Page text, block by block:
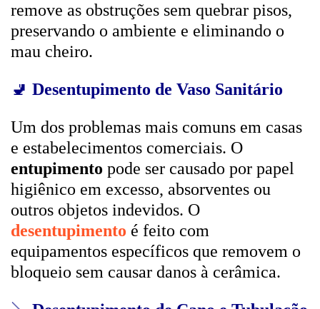
remove as obstruções sem quebrar pisos,
preservando o ambiente e eliminando o
mau cheiro.
🚽 Desentupimento de Vaso Sanitário
Um dos problemas mais comuns em casas
e estabelecimentos comerciais. O
entupimento pode ser causado por papel
higiênico em excesso, absorventes ou
outros objetos indevidos. O
desentupimento é feito com
equipamentos específicos que removem o
bloqueio sem causar danos à cerâmica.